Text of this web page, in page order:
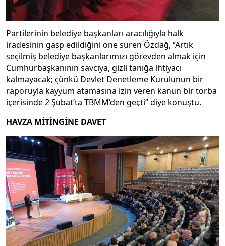
Partilerinin belediye başkanları aracılığıyla halk
iradesinin gasp edildiğini öne süren Özdağ, “Artık
seçilmiş belediye başkanlarımızı görevden almak için
Cumhurbaşkanının savcıya, gizli tanığa ihtiyacı
kalmayacak; çünkü Devlet Denetleme Kurulunun bir
raporuyla kayyum atamasına izin veren kanun bir torba
içerisinde 2 Şubat’ta TBMM’den geçti” diye konuştu.
HAVZA MİTİNGİNE DAVET